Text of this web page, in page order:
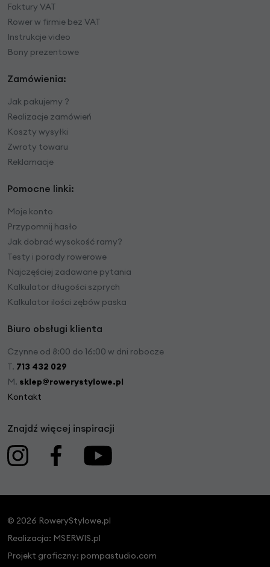
Faktury VAT
Rower w firmie bez VAT
Instrukcje video
Bony prezentowe
Zamówienia:
Jak pakujemy ?
Realizacje zamówień
Koszty wysyłki
Zwroty towaru
Reklamacje
Pomocne linki:
Moje konto
Przypomnij hasło
Jak dobrać wysokość ramy?
Testy i porady rowerowe
Najczęściej zadawane pytania
Kalkulator długości szprych
Kalkulator ilości zębów paska
Biuro obsługi klienta
Czynne od 8:00 do 16:00 w dni robocze
T. 713 432 029
M. sklep@rowerystylowe.pl
Kontakt
Znajdź więcej inspiracji
© 2026 RoweryStylowe.pl
Realizacja: MSERWIS.pl
Projekt graficzny: pompastudio.com